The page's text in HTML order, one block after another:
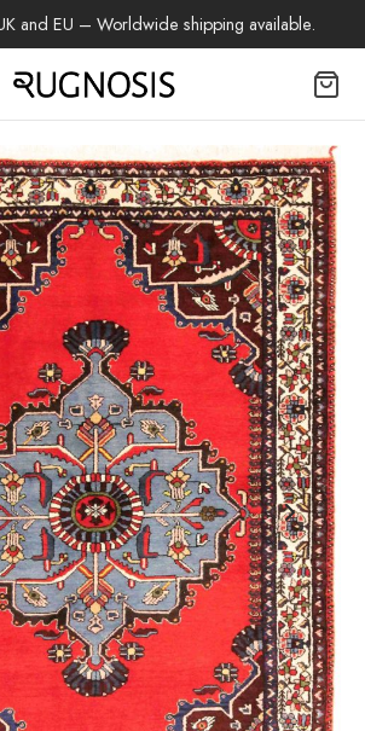
and EU – Worldwide shipping available.